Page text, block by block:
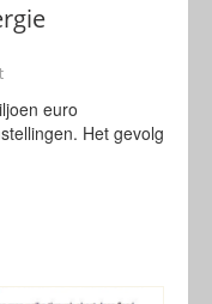
euro
Het gevolg